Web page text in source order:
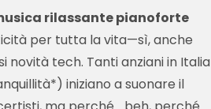
rilassante pianoforte
per tutta la vita—sì, anche
novità tech. Tanti anziani in Italia
iniziano a suonare il